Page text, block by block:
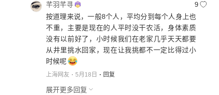
芊羽芊寻
9
按道理来说，一般8个人，平均分到每个人身上也
不重，主要是现在的人平时没干农活，身体素质
没有以前好了，小时候我们在老家几乎天天都要
从井里挑水回家，现在让我挑都不一定比得过小
时候呢
上海网友 5月18日 回复
展开更多回复